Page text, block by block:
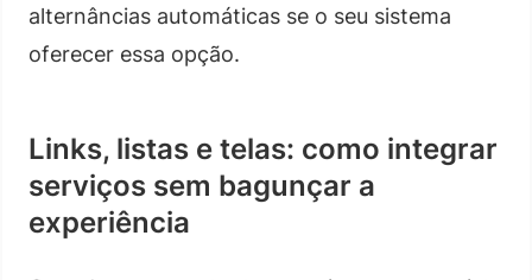
alternâncias automáticas se o seu sistema
oferecer essa opção.
Links, listas e telas: como integrar
serviços sem bagunçar a
experiência